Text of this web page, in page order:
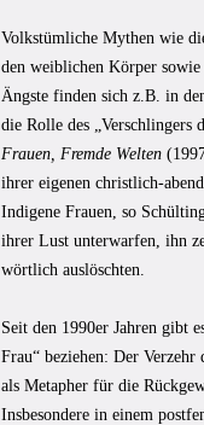
Volkstümliche Mythen wie
den weiblichen Körper
Ängste finden sich z.B. in
die Rolle des „Verschlingers
Frauen, Fremde Welten
ihrer eigenen christlich-
Indigene Frauen, so
ihrer Lust unterwarfen, ihn
wörtlich auslöschten.
Seit den 1990er Jahren gibt
Frau“ beziehen: Der
als Metapher für die
Insbesondere in einem